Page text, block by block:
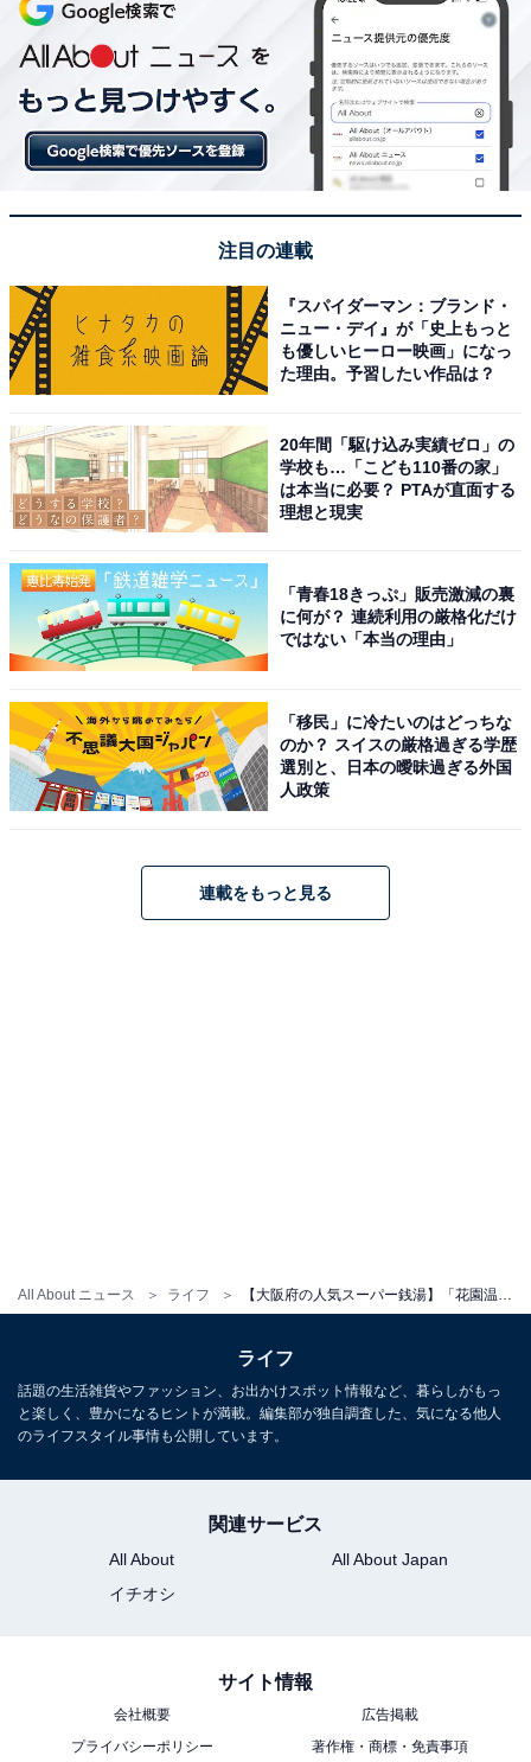
All About ニュース ライフ
3Fのサウナクッカは4段で80人以上入れるほど広
く、アウフグースイベントでは熱波師が縦横無尽に
動き回れる迫力がありました。水風呂も深くて広
く、外気浴でしっかりととのえました。
新しくてとてもきれいな施設で、床が滑らない仕様
れました。スタッフさんの接客も気持ちよく、また
来たいと思える施設です。
アクセス・料金情報は？ 泊まれる？
土・日・祝：1,300円
2F スパハナゾノ：10:00〜翌1:00（最終入館 翌0:00）
23:30）
定休日：年中無休（設備点検のため臨時休業あり）
【大阪府】24時間いつでも入浴OK！ 時間を
気にせず楽しめる人気スパ・銭湯3選
注目の連載
『スパイダーマン：ブランド・
ニュー・デイ』が「史上もっと
も優しいヒーロー映画」になっ
た理由。予習したい作品は？
20年間「駆け込み実績ゼロ」の
学校も…「こども110番の家」
は本当に必要？ PTAが直面する
理想と現実
「青春18きっぷ」販売激減の裏
に何が？ 連続利用の厳格化だけ
ではない「本当の理由」
「移民」に冷たいのはどっちな
のか？ スイスの厳格過ぎる学歴
選別と、日本の曖昧過ぎる外国
人政策
連載をもっと見る
ライフ
話題の生活雑貨やファッション、お出かけスポット情報など、暮らしがもっ
と楽しく、豊かになるヒントが満載。編集部が独自調査した、気になる他人
のライフスタイル事情も公開しています。
関連サービス
All About
All About Japan
イチオシ
サイト情報
会社概要
広告掲載
プライバシーポリシー
著作権・商標・免責事項